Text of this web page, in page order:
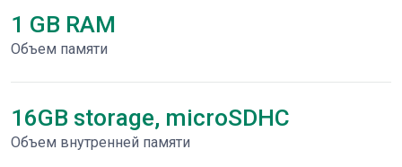
1 GB RAM
Объем памяти
16GB storage, microSDHC
Объем внутренней памяти